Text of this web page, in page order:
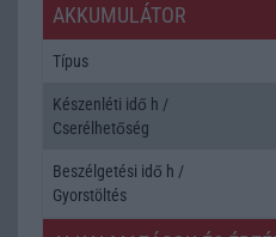
AKKUMULÁTOR
Típus
Készenléti idő h /
Cserélhetőség
Beszélgetési idő h /
Gyorstöltés